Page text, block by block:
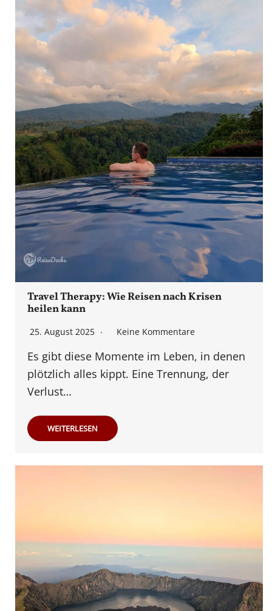
Travel Therapy: Wie Reisen nach Krisen
heilen kann
25. August 2025 Keine Kommentare
Es gibt diese Momente im Leben, in denen
plötzlich alles kippt. Eine Trennung, der
Verlust…
WEITERLESEN